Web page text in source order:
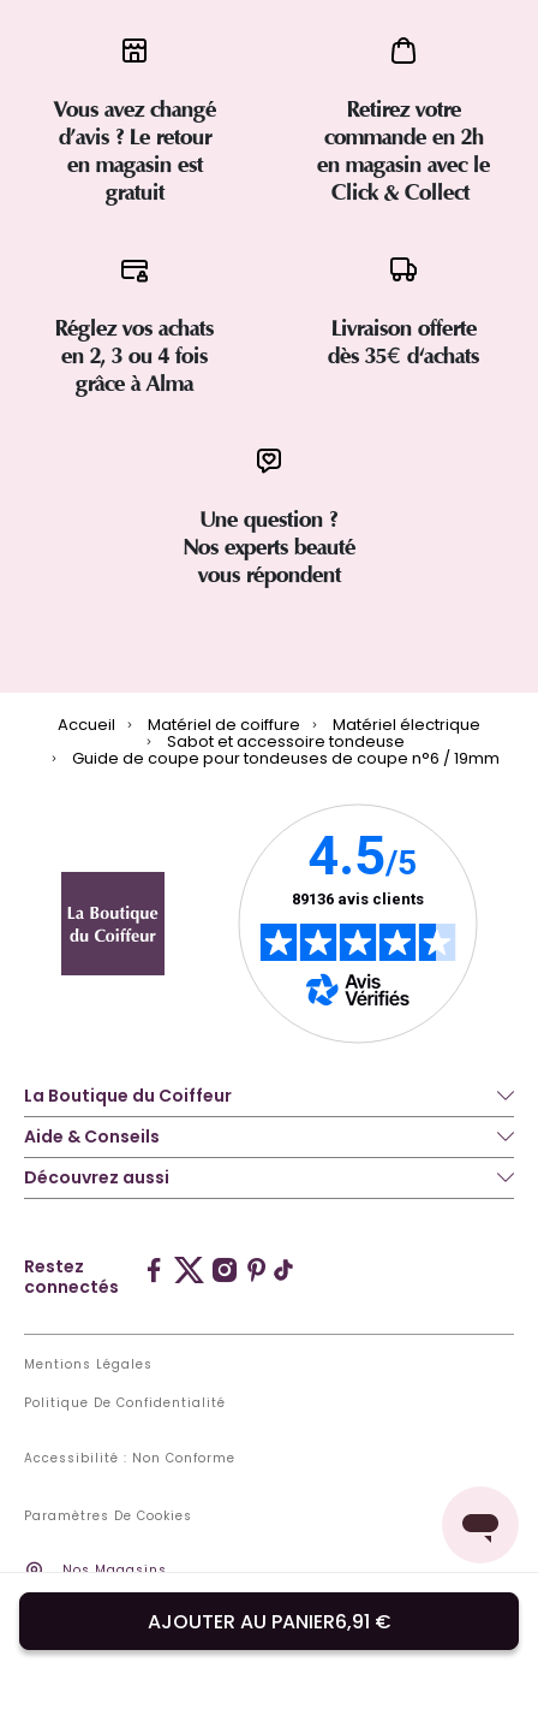
AJOUTER AU PANIER6,91 €
Vous avez changé
d’avis ? Le retour
en magasin est
gratuit
Retirez votre
commande en 2h
en magasin avec le
Click & Collect
Réglez vos achats
en 2, 3 ou 4 fois
grâce à Alma
Livraison offerte
dès 35€ d'achats
Une question ?
Nos experts beauté
vous répondent
Accueil Matériel de coiffure Matériel électrique
Sabot et accessoire tondeuse
Guide de coupe pour tondeuses de coupe n°6 / 19mm
La Boutique du Coiffeur
Aide & Conseils
Découvrez aussi
Restez
connectés
Mentions Légales
Politique De Confidentialité
Accessibilité : Non Conforme
Paramètres De Cookies
Nos Magasins
Pays De Livraison : Luxembourg